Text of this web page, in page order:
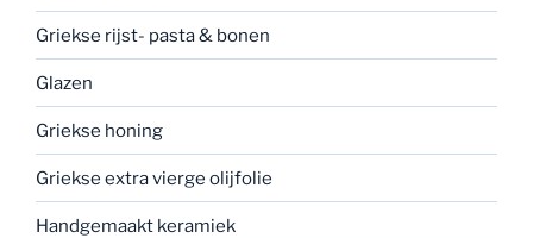
Griekse rijst- pasta & bonen
Glazen
Griekse honing
Griekse extra vierge olijfolie
Handgemaakt keramiek